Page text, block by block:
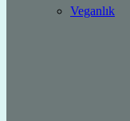
Veganlık